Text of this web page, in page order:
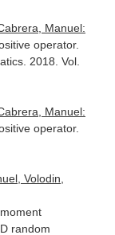
Manuel:
operator.
. 2018. Vol.
Manuel:
operator.
Volodin,
random